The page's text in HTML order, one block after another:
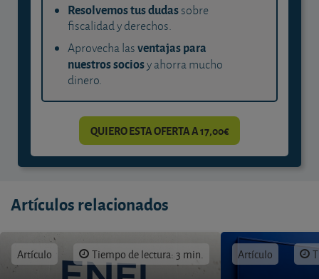
Resolvemos tus dudassobre
fiscalidad y derechos.
Aprovecha lasventajas para
nuestros sociosy ahorra mucho
dinero.
QUIERO ESTA OFERTA A 17,00€
Artículos relacionados
Artículo Tiempo de lectura: 3 min. Artículo